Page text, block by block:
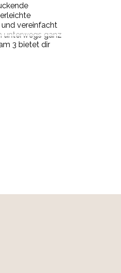
vereinfacht
unterwegs ganz
3 bietet dir